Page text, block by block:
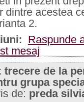
dintre acestea
2.
Raspunde
mesaj
trecere de la
grupa
de: preda